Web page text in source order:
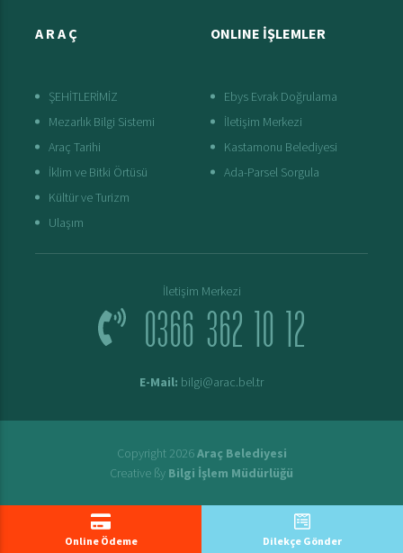
A R A Ç
ŞEHİTLERİMİZ
Mezarlık Bilgi Sistemi
Araç Tarihi
İklim ve Bitki Örtüsü
Kültür ve Turizm
Ulaşım
ONLINE İŞLEMLER
Ebys Evrak Doğrulama
İletişim Merkezi
Kastamonu Belediyesi
Ada-Parsel Sorgula
İletişim Merkezi
0366 362 10 12
E-Mail: bilgi@arac.bel.tr
Copyright 2026Araç Belediyesi
Creative ßy Bilgi İşlem Müdürlüğü
Online Ödeme Dilekçe Gönder